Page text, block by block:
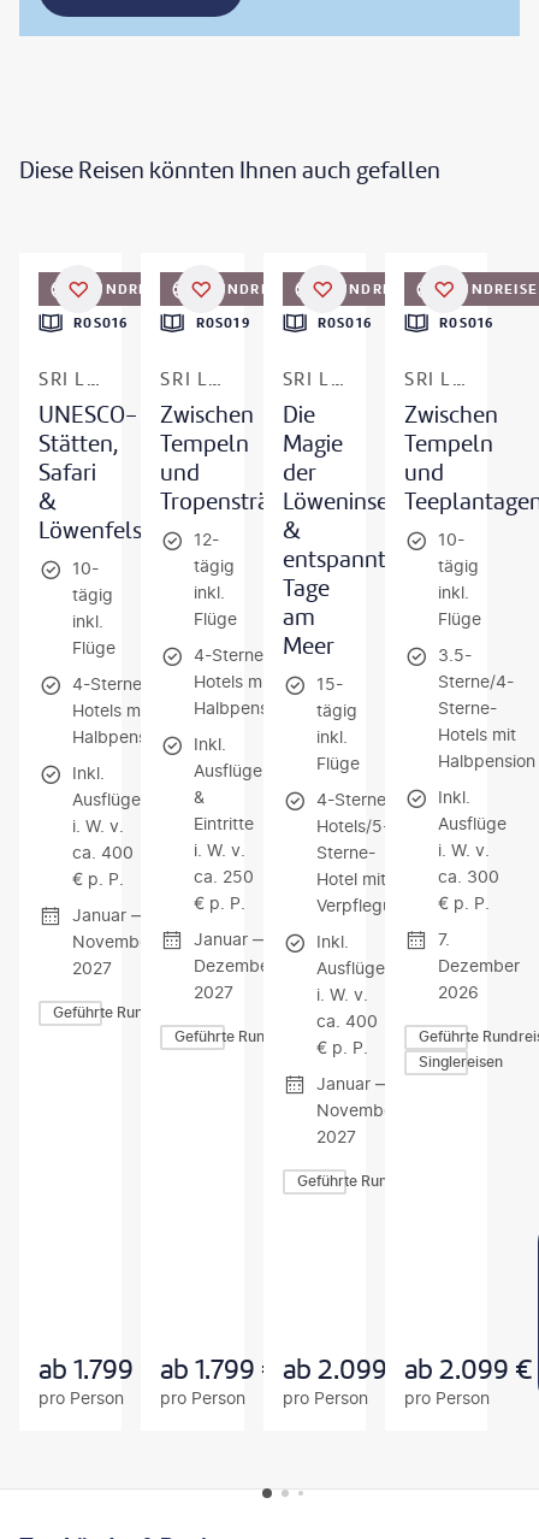
Diese Reisen könnten Ihnen auch gefallen
RUNDREISE
R0S016
SRI LANKA
UNESCO-
Stätten,
Safari
&
Löwenfelsen
10-
tägig
inkl.
Flüge
4-Sterne-
Hotels mit
Halbpension
Inkl.
Ausflüge
i. W. v.
ca. 400
€ p. P.
Januar —
November
2027
Geführte Rundreisen
ab1.799
pro Person
B
O
T
RUNDREISE
R0S019
SRI LANKA
Zwischen
Tempeln
und
Tropenstränden
12-
tägig
inkl.
Flüge
4-Sterne-
Hotels mit
Halbpension
Inkl.
Ausflüge
&
Eintritte
i. W. v.
ca. 250
€ p. P.
Januar —
Dezember
2027
Geführte Rundreisen
ab 1.799 €
pro Person
B
O
T
RUNDREISE
R0S016
SRI LANKA
Die
Magie
der
Löweninsel
&
entspannte
Tage
am
Meer
15-
tägig
inkl.
Flüge
4-Sterne-
Hotels/5-
Sterne-
Hotel mit
Verpflegung
Inkl.
Ausflüge
i. W. v.
ca. 400
€ p. P.
Januar —
November
2027
Geführte Rundreisen
ab2.099 €
pro Person
B
O
T
RUNDREISE
R0S016
SRI LANKA
Zwischen
Tempeln
und
10-
tägig
inkl.
Flüge
3.5-
Sterne/4-
Sterne-
Hotels mit
Halbpension
Inkl.
Ausflüge
i. W. v.
ca. 300
€ p. P.
7.
Dezember
2026
Geführte
Singlereisen
ab2.099 €
pro Person
Footer navigation